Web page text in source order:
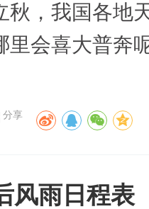
秋，我国各地
里会喜大普奔
分享
风雨日程表